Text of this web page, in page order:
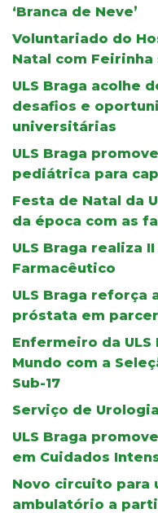
‘Branca de Neve’
Voluntariado do
Natal com
ULS Braga acolhe
desafios e
universitárias
ULS Braga
pediátrica para
Festa de Natal da
da época com as
ULS Braga realiza
Farmacêutico
ULS Braga reforça
próstata em
Enfermeiro da ULS
Mundo com a
Sub-17
Serviço de
ULS Braga
em Cuidados
Novo circuito para
ambulatório a